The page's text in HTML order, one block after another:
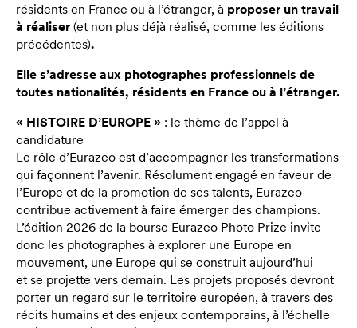
résidents en France ou à l’étranger, à proposer un travail
à réaliser (et non plus déjà réalisé, comme les éditions
précédentes).
Elle s’adresse aux photographes professionnels de
toutes nationalités, résidents en France ou à l’étranger.
« HISTOIRE D’EUROPE » : le thème de l’appel à
candidature
Le rôle d’Eurazeo est d’accompagner les transformations
qui façonnent l’avenir. Résolument engagé en faveur de
l’Europe et de la promotion de ses talents, Eurazeo
contribue activement à faire émerger des champions.
L’édition 2026 de la bourse Eurazeo Photo Prize invite
donc les photographes à explorer une Europe en
mouvement, une Europe qui se construit aujourd’hui
et se projette vers demain. Les projets proposés devront
porter un regard sur le territoire européen, à travers des
récits humains et des enjeux contemporains, à l’échelle